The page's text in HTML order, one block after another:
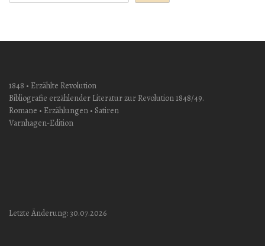
1848 • Erzählte Revolution
Bibliografie erzählender Literatur zur Revolution 1848/49.
Romane • Erzählungen • Satiren
Varnhagen-Edition
Letzte Änderung: 30.07.2026